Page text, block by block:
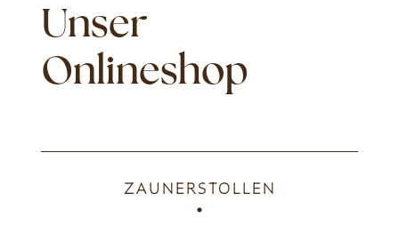
Unser
Onlineshop
ZAUNERSTOLLEN